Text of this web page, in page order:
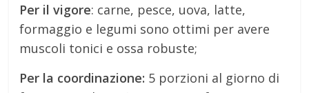
Per il vigore: carne, pesce, uova, latte,
formaggio e legumi sono ottimi per avere
muscoli tonici e ossa robuste;
Per la coordinazione: 5 porzioni al giorno di